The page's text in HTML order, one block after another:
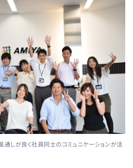
しが良く社員同士のコミュニケーションが活